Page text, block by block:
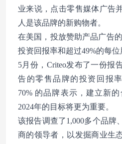
业来说，点击零售媒体广告
人是该品牌的新购物者。
在美国，投放赞助产品广告
投资回报率和超过49%的每位
5月份，Criteo发布了一份报
告的零售品牌的投资回报
70% 的品牌表示，建立新
2024年的目标将更为重要。
该报告调查了1,000多个品牌
商的领导者，以发掘商业生